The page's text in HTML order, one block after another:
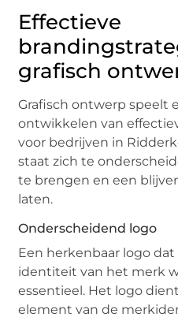
Effectieve
grafisch
Grafisch ontwerp speelt
ontwikkelen van
voor bedrijven in
staat zich te
te brengen en een
laten.
Onderscheidend logo
Een herkenbaar logo
identiteit van het merk
essentieel. Het logo
element van de